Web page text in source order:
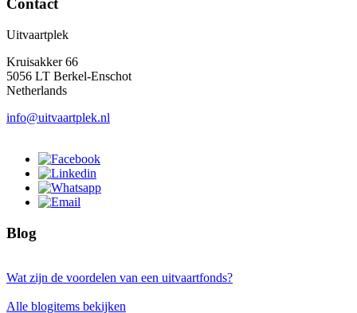
Contact
Uitvaartplek
Kruisakker 66
5056 LT Berkel-Enschot
Netherlands
info@uitvaartplek.nl
Blog
Wat zijn de voordelen van een uitvaartfonds?
Alle blogitems bekijken